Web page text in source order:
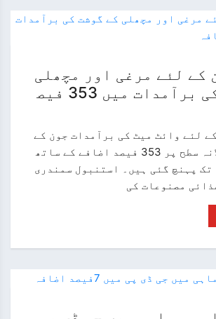
کے لئے مرغی اور مچھلی
کے گوشت کی برآمدات میں 353 فیص
لئے وائٹ میٹ کی برآمدات جون کے
مہینے سے سالانہ سطح پر 353 فیصد اضافے کے ساتھ
تک پہنچ گئی ہیں۔ استنبول سمندری
مصنوعات کی